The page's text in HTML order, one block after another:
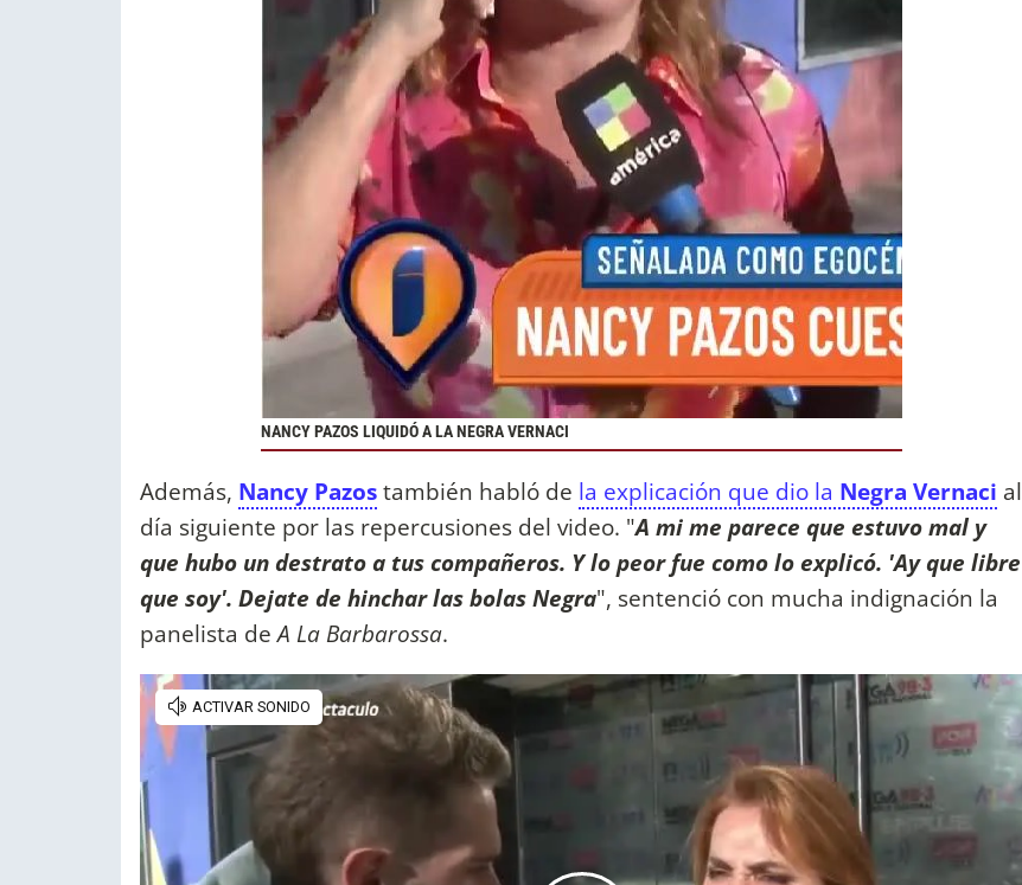
NANCY PAZOS LIQUIDÓ A LA NEGRA VERNACI
Además, Nancy Pazostambién habló de la explicación que dio la Negra Vernaci al
día siguiente por las repercusiones del video. "A mi me parece que estuvo mal y
que hubo un destrato a tus compañeros. Y lo peor fue como lo explicó. 'Ay que libre
que soy'. Dejate de hinchar las bolas Negra", sentenció con mucha indignación la
panelista deA La Barbarossa.